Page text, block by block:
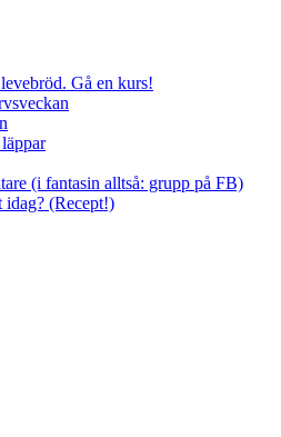
Gå en kurs!
(i fantasin alltså: grupp på FB)
idag? (Recept!)